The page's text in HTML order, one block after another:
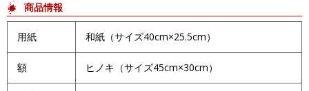
商品情報
用紙 和紙（サイズ40cm×25.5cm）
額 ヒノキ（サイズ45cm×30cm）